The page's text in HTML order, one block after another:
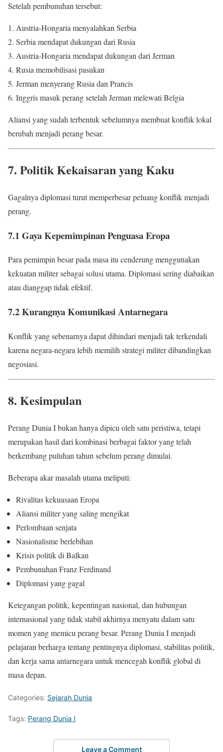
Setelah pembunuhan tersebut:
Austria-Hongaria menyalahkan Serbia
Serbia mendapat dukungan dari Rusia
Austria-Hongaria mendapat dukungan dari Jerman
Rusia memobilisasi pasukan
Jerman menyerang Rusia dan Prancis
Inggris masuk perang setelah Jerman melewati Belgia
Aliansi yang sudah terbentuk sebelumnya membuat konflik lokal
berubah menjadi perang besar.
7. Politik Kekaisaran yang Kaku
Gagalnya diplomasi turut memperbesar peluang konflik menjadi
perang.
7.1 Gaya Kepemimpinan Penguasa Eropa
Para pemimpin besar pada masa itu cenderung menggunakan
kekuatan militer sebagai solusi utama. Diplomasi sering diabaikan
atau dianggap tidak efektif.
7.2 Kurangnya Komunikasi Antarnegara
Konflik yang sebenarnya dapat dihindari menjadi tak terkendali
karena negara-negara lebih memilih strategi militer dibandingkan
negosiasi.
8. Kesimpulan
Perang Dunia I bukan hanya dipicu oleh satu peristiwa, tetapi
merupakan hasil dari kombinasi berbagai faktor yang telah
berkembang puluhan tahun sebelum perang dimulai.
Beberapa akar masalah utama meliputi:
Rivalitas kekuasaan Eropa
Aliansi militer yang saling mengikat
Perlombaan senjata
Nasionalisme berlebihan
Krisis politik di Balkan
Pembunuhan Franz Ferdinand
Diplomasi yang gagal
Ketegangan politik, kepentingan nasional, dan hubungan
internasional yang tidak stabil akhirnya menyatu dalam satu
momen yang memicu perang besar. Perang Dunia I menjadi
pelajaran berharga tentang pentingnya diplomasi, stabilitas politik,
dan kerja sama antarnegara untuk mencegah konflik global di
masa depan.
Categories: Sejarah Dunia
Tags: Perang Dunia I
Leave a Comment